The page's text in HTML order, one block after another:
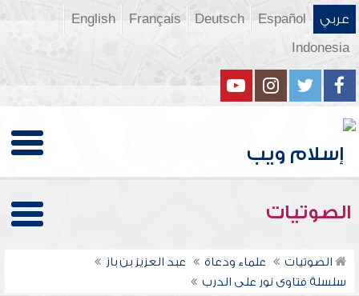
عربي Español
Deutsch
Français
English
Indonesia
الصوتيات
الصوتيات علماء ودعاة
عبد العزيز بن باز
سلسلة فتاوى نور على الدرب